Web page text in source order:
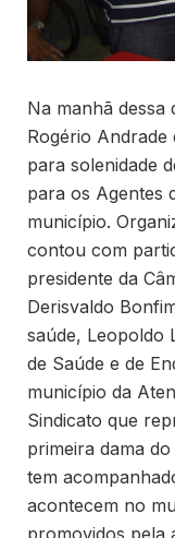
Na manhã dessa
Rogério Andrade
para solenidade
para os Agentes
município.
contou com
presidente da
Derisvaldo
saúde, Leopoldo
de Saúde e de
município da
Sindicato que
primeira dama
tem
acontecem no
promovidos pela